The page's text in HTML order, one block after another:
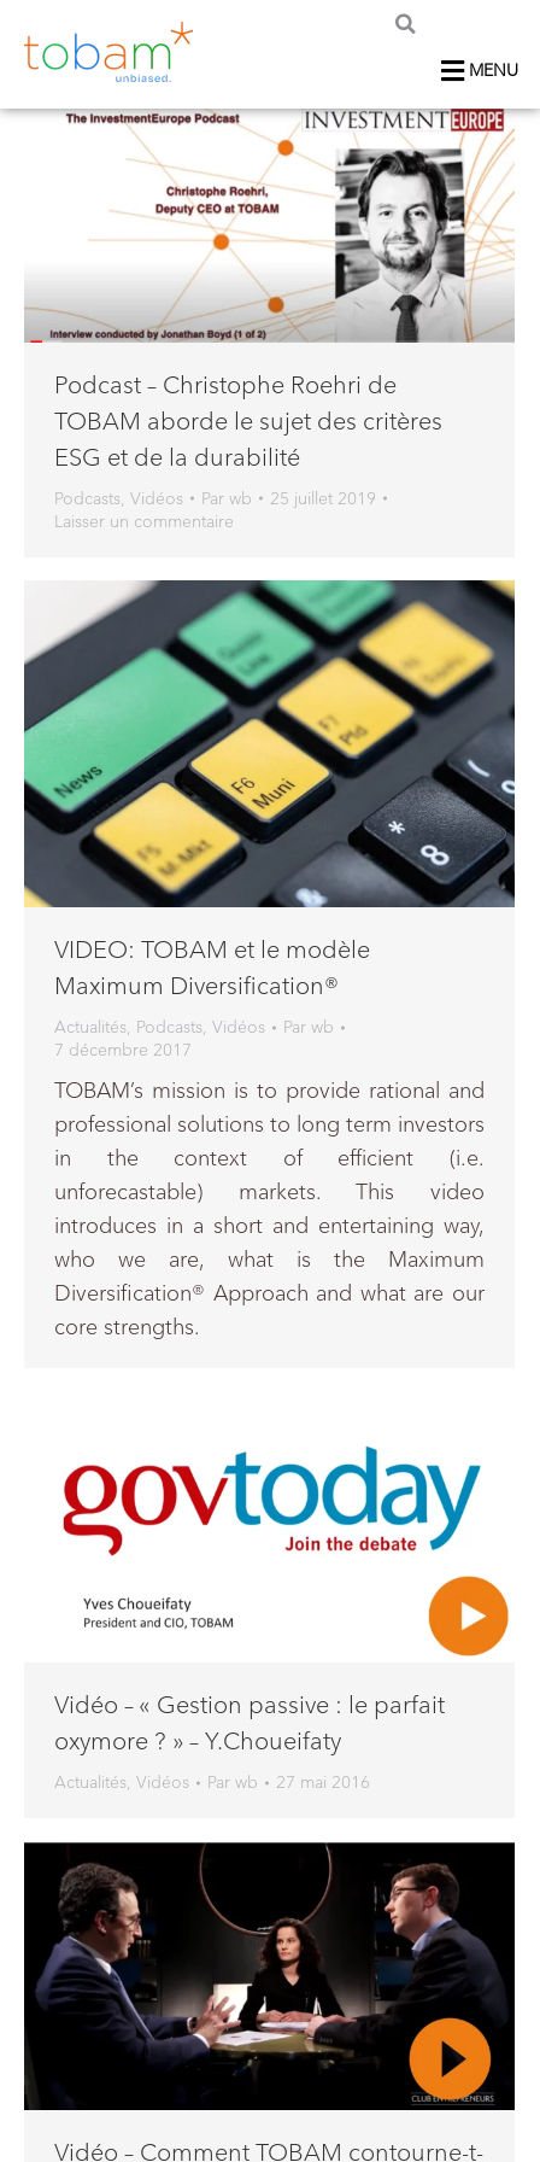
MENU
Podcast – Christophe Roehri de
TOBAM aborde le sujet des critères
ESG et de la durabilité
Podcasts, Vidéos Par wb
25 juillet 2019
Laisser un commentaire
VIDEO: TOBAM et le modèle
Maximum Diversification®
Actualités, Podcasts, Vidéos Par wb
7 décembre 2017
TOBAM’s mission is to provide rational and
professional solutions to long term investors
in the context of efficient (i.e.
unforecastable) markets. This video
introduces in a short and entertaining way,
who we are, what is the Maximum
Diversification® Approach and what are our
core strengths.
Vidéo – « Gestion passive : le parfait
oxymore ? » – Y.Choueifaty
Actualités, Vidéos Par wb 27 mai 2016
Vidéo – Comment TOBAM contourne-t-